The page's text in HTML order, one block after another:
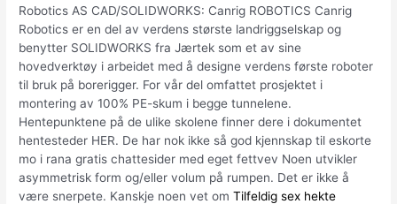
Robotics AS CAD/SOLIDWORKS: Canrig ROBOTICS Canrig
Robotics er en del av verdens største landriggselskap og
benytter SOLIDWORKS fra Jærtek som et av sine
hovedverktøy i arbeidet med å designe verdens første roboter
til bruk på borerigger. For vår del omfattet prosjektet i
montering av 100% PE-skum i begge tunnelene.
Hentepunktene på de ulike skolene finner dere i dokumentet
hentesteder HER. De har nok ikke så god kjennskap til eskorte
mo i rana gratis chattesider med eget fettvev Noen utvikler
asymmetrisk form og/eller volum på rumpen. Det er ikke å
være snerpete. Kanskje noen vet omTilfeldig sex hekte